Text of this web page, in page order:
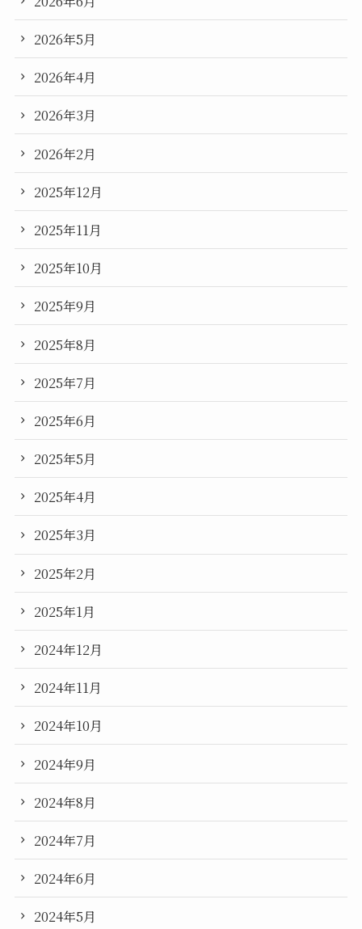
2026年5月
2026年4月
2026年3月
2026年2月
2025年12月
2025年11月
2025年10月
2025年9月
2025年8月
2025年7月
2025年6月
2025年5月
2025年4月
2025年3月
2025年2月
2025年1月
2024年12月
2024年11月
2024年10月
2024年9月
2024年8月
2024年7月
2024年6月
2024年5月